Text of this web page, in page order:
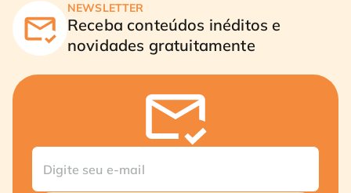
NEWSLETTER
Receba conteúdos inéditos e
novidades gratuitamente